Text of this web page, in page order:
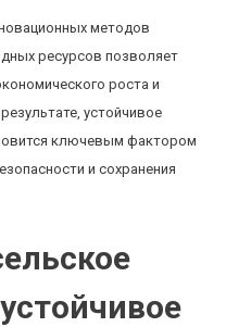
методов
ресурсов позволяет
роста и
устойчивое
ключевым фактором
и сохранения